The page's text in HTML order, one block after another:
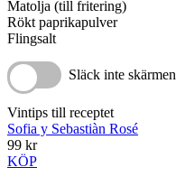
Matolja (till fritering)
Rökt paprikapulver
Flingsalt
Släck inte skärmen
Vintips till receptet
Sofia y Sebastiàn Rosé
99 kr
KÖP